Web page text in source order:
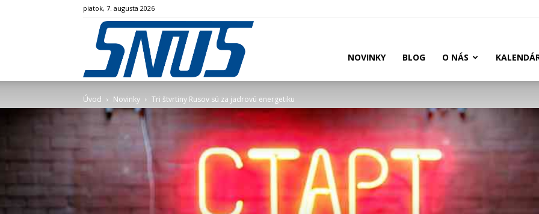
piatok, 7. augusta 2026
NOVINKY BLOG O NÁS
Úvod Novinky Tri štvrtiny Rusov sú za jadrovú energetiku